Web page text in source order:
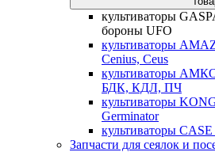
культиваторы
бороны UFO
культиваторы
Cenius, Ceus
культиваторы
БДК, КДЛ, ПЧ
культиваторы
Germinator
культиваторы
Запчасти для сеялок и